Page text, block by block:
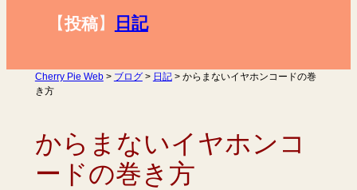
【投稿】 日記
Cherry Pie Web> ブログ> 日記> からまないイヤホンコードの巻
き方
からまないイヤホンコ
ードの巻き方